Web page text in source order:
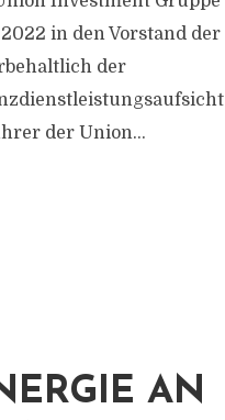
in den Vorstand der
der
der Union...
AN